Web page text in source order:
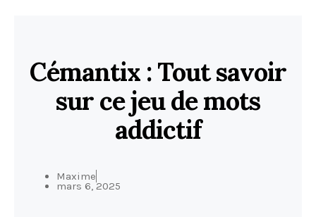
Cémantix : Tout savoir
sur ce jeu de mots
addictif
Maxime
mars 6, 2025